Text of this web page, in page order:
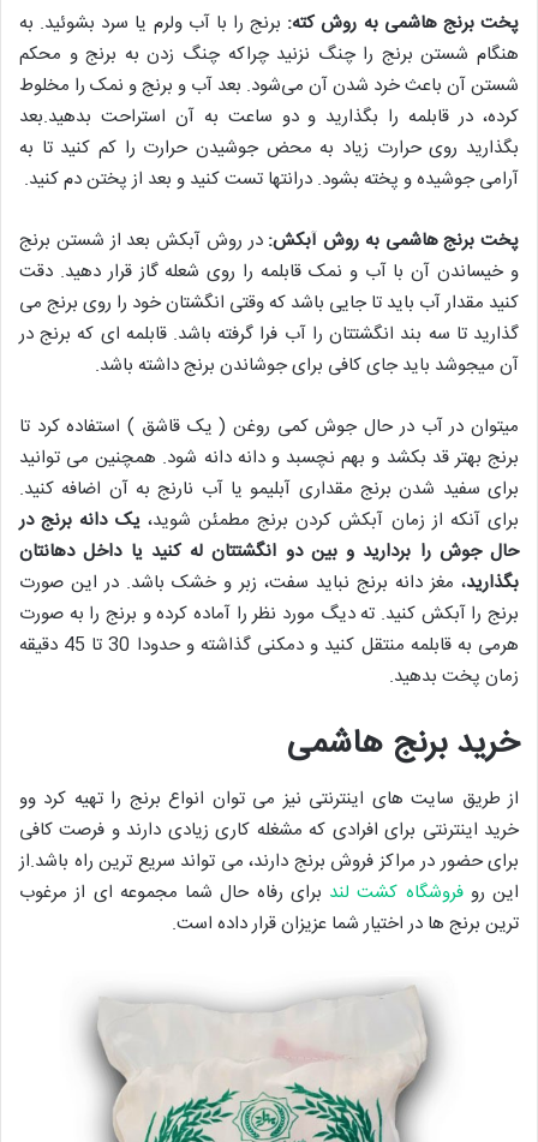
پخت برنج هاشمی به روش کته: برنج را با آب ولرم یا سرد بشوئید. به
هنگام شستن برنج را چنگ نزنید چراکه چنگ زدن به برنج و محکم
شستن آن باعث خرد شدن آن می‌شود. بعد آب و برنج و نمک را مخلوط
کرده، در قابلمه را بگذارید و دو ساعت به آن استراحت بدهید.بعد
بگذارید روی حرارت زیاد به محض جوشیدن حرارت را کم کنید تا به
آرامی جوشیده و پخته بشود. درانتها تست کنید و بعد از پختن دم کنید.
پخت برنج هاشمی به روش آبکش: در روش آبکش بعد از شستن برنج
و خیساندن آن با آب و نمک قابلمه را روی شعله گاز قرار دهید. دقت
کنید مقدار آب باید تا جایی باشد که وقتی انگشتان خود را روی برنج می
گذارید تا سه بند انگشتتان را آب فرا گرفته باشد. قابلمه ای که برنج در
آن میجوشد باید جای کافی برای جوشاندن برنج داشته باشد.
میتوان در آب در حال جوش کمی روغن ( یک قاشق ) استفاده کرد تا
برنج بهتر قد بکشد و بهم نچسبد و دانه دانه شود. همچنین می توانید
برای سفید شدن برنج مقداری آبلیمو یا آب نارنج به آن اضافه کنید.
برای آنکه از زمان آبکش کردن برنج مطمئن شوید،یک دانه برنج در
حال جوش را بردارید و بین دو انگشتتان له کنید یا داخل دهانتان
بگذارید، مغز دانه برنج نباید سفت، زبر و خشک باشد. در این صورت
برنج را آبکش کنید. ته دیگ مورد نظر را آماده کرده و برنج را به صورت
هرمی به قابلمه منتقل کنید و دمکنی گذاشته و حدودا 30 تا 45 دقیقه
زمان پخت بدهید.
خرید برنج هاشمی
از طریق سایت های اینترنتی نیز می توان انواع برنج را تهیه کرد وو
خرید اینترنتی برای افرادی که مشغله کاری زیادی دارند و فرصت کافی
برای حضور در مراکز فروش برنج دارند، می تواند سریع ترین راه باشد.از
این روفروشگاه کشت لند برای رفاه حال شما مجموعه ای از مرغوب
ترین برنج ها در اختیار شما عزیزان قرار داده است.